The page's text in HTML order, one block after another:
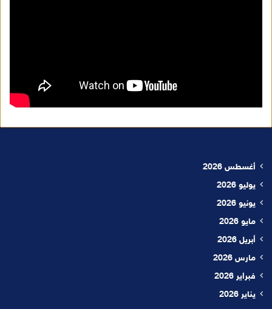
أغسطس 2026
يوليو 2026
يونيو 2026
مايو 2026
أبريل 2026
مارس 2026
فبراير 2026
يناير 2026